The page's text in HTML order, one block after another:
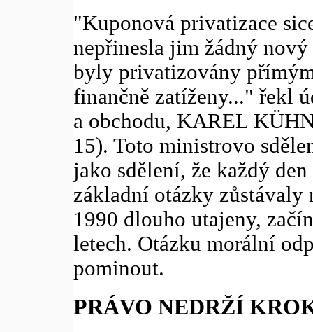
"Kuponová privatizace
nepřinesla jim žádný
byly privatizovány
finančně zatíženy..." řekl
a obchodu, KAREL
15). Toto ministrovo
jako sdělení, že každý
základní otázky zůstávaly
1990 dlouho utajeny,
letech. Otázku morální
pominout.
PRÁVO NEDRŽÍ